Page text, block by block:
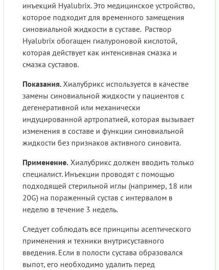
инъекций Hyalubrix. Это медицинское устройство,
которое подходит для временного замещения
синовиальной жидкости в суставе. Раствор
Hyalubrix обогащен гиалуроновой кислотой,
которая действует как интенсивная смазка и
смазка суставов.
Показания. Хиалубрикс используется в качестве
замены синовиальной жидкости у пациентов с
дегенеративной или механически
индуцированной артропатией, которая вызывает
изменения в составе и функции синовиальной
жидкости без признаков активного синовита.
Применение. Хиалубрикс должен вводить только
специалист. Инъекции проводят с помощью
подходящей стерильной иглы (например, 18 или
20G) на пораженный сустав с интервалом в
неделю в течение 3 недель.
Следует соблюдать все принципы асептического
применения и техники внутрисуставного
введения. Если в полости сустава образовался
выпот, его необходимо удалить перед